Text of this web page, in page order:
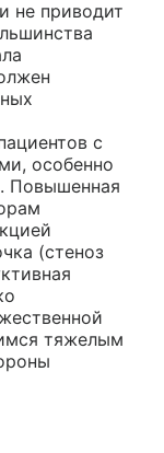
не приводит
с
особенно
Повышенная
(стеноз
тяжелым